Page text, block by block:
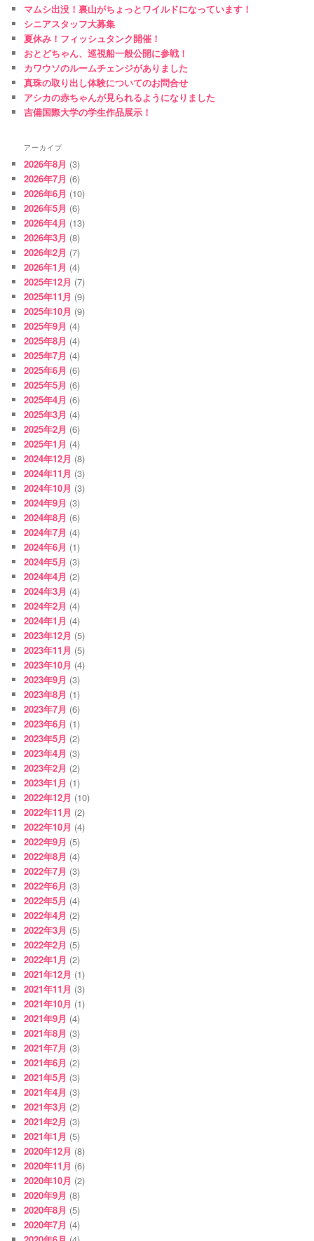
マムシ出没！裏山がちょっとワイルドになっています！
シニアスタッフ大募集
夏休み！フィッシュタンク開催！
おとどちゃん、巡視船一般公開に参戦！
カワウソのルームチェンジがありました
真珠の取り出し体験についてのお問合せ
アシカの赤ちゃんが見られるようになりました
吉備国際大学の学生作品展示！
アーカイブ
2026年8月 (3)
2026年7月 (6)
2026年6月 (10)
2026年5月 (6)
2026年4月 (13)
2026年3月 (8)
2026年2月 (7)
2026年1月 (4)
2025年12月 (7)
2025年11月 (9)
2025年10月 (9)
2025年9月 (4)
2025年8月 (4)
2025年7月 (4)
2025年6月 (6)
2025年5月 (6)
2025年4月 (6)
2025年3月 (4)
2025年2月 (6)
2025年1月 (4)
2024年12月 (8)
2024年11月 (3)
2024年10月 (3)
2024年9月 (3)
2024年8月 (6)
2024年7月 (4)
2024年6月 (1)
2024年5月 (3)
2024年4月 (2)
2024年3月 (4)
2024年2月 (4)
2024年1月 (4)
2023年12月 (5)
2023年11月 (5)
2023年10月 (4)
2023年9月 (3)
2023年8月 (1)
2023年7月 (6)
2023年6月 (1)
2023年5月 (2)
2023年4月 (3)
2023年2月 (2)
2023年1月 (1)
2022年12月 (10)
2022年11月 (2)
2022年10月 (4)
2022年9月 (5)
2022年8月 (4)
2022年7月 (3)
2022年6月 (3)
2022年5月 (4)
2022年4月 (2)
2022年3月 (5)
2022年2月 (5)
2022年1月 (2)
2021年12月 (1)
2021年11月 (3)
2021年10月 (1)
2021年9月 (4)
2021年8月 (3)
2021年7月 (3)
2021年6月 (2)
2021年5月 (3)
2021年4月 (3)
2021年3月 (2)
2021年2月 (3)
2021年1月 (5)
2020年12月 (8)
2020年11月 (6)
2020年10月 (2)
2020年9月 (8)
2020年8月 (5)
2020年7月 (4)